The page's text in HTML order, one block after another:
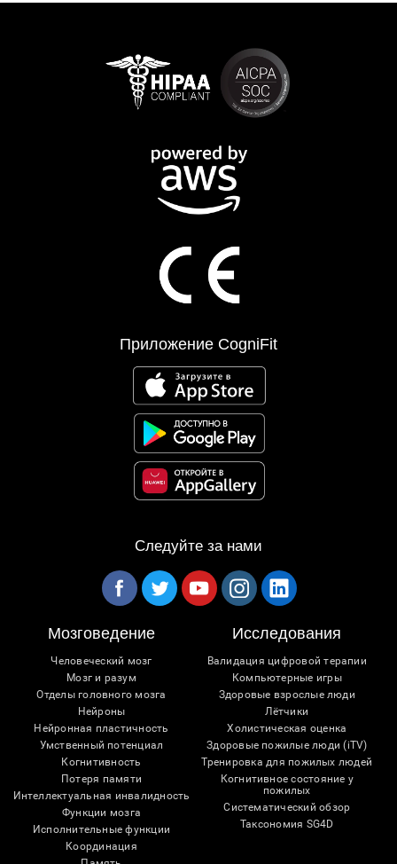
Приложение CogniFit
Следуйте за нами
Мозговедение
Человеческий мозг
Мозг и разум
Отделы головного мозга
Нейроны
Нейронная пластичность
Умственный потенциал
Когнитивность
Потеря памяти
Интеллектуальная инвалидность
Функции мозга
Исполнительные функции
Координация
Исследования
Валидация цифровой терапии
Компьютерные игры
Здоровые взрослые люди
Лётчики
Холистическая оценка
Здоровые пожилые люди (iTV)
Тренировка для пожилых людей
Когнитивное состояние у
пожилых
Систематический обзор
Таксономия SG4D